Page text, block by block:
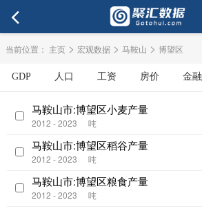
当前位置： 主页 > 宏观数据 > 马鞍山 > 博望区
GDP 人口 工资 房价 金融
马鞍山市:博望区小麦产量
2012 - 2023 吨
马鞍山市:博望区稻谷产量
2012 - 2023 吨
马鞍山市:博望区粮食产量
2012 - 2023 吨